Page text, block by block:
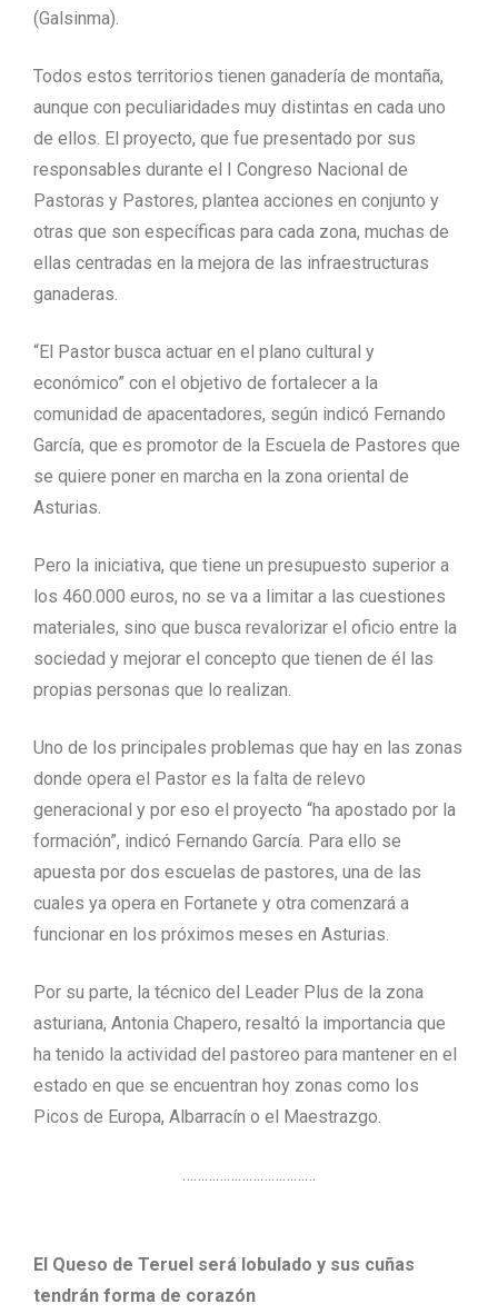
(Galsinma).
Todos estos territorios tienen ganadería de montaña,
aunque con peculiaridades muy distintas en cada uno
de ellos. El proyecto, que fue presentado por sus
responsables durante el I Congreso Nacional de
Pastoras y Pastores, plantea acciones en conjunto y
otras que son específicas para cada zona, muchas de
ellas centradas en la mejora de las infraestructuras
ganaderas.
“El Pastor busca actuar en el plano cultural y
económico” con el objetivo de fortalecer a la
comunidad de apacentadores, según indicó Fernando
García, que es promotor de la Escuela de Pastores que
se quiere poner en marcha en la zona oriental de
Asturias.
Pero la iniciativa, que tiene un presupuesto superior a
los 460.000 euros, no se va a limitar a las cuestiones
materiales, sino que busca revalorizar el oficio entre la
sociedad y mejorar el concepto que tienen de él las
propias personas que lo realizan.
Uno de los principales problemas que hay en las zonas
donde opera el Pastor es la falta de relevo
generacional y por eso el proyecto “ha apostado por la
formación”, indicó Fernando García. Para ello se
apuesta por dos escuelas de pastores, una de las
cuales ya opera en Fortanete y otra comenzará a
funcionar en los próximos meses en Asturias.
Por su parte, la técnico del Leader Plus de la zona
asturiana, Antonia Chapero, resaltó la importancia que
ha tenido la actividad del pastoreo para mantener en el
estado en que se encuentran hoy zonas como los
Picos de Europa, Albarracín o el Maestrazgo.
………………………………
El Queso de Teruel será lobulado y sus cuñas
tendrán forma de corazón